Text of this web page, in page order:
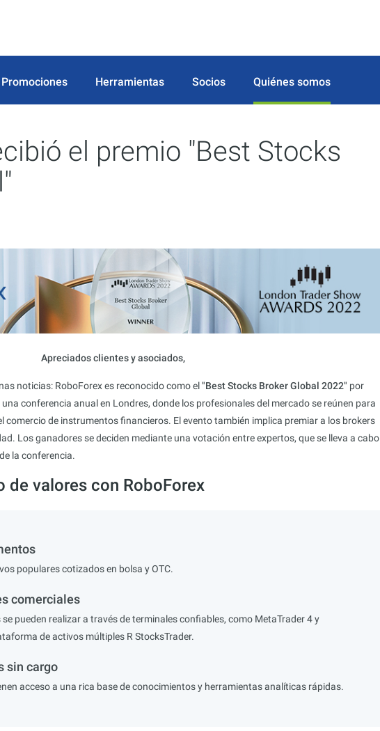
Promociones Herramientas Socios Quiénes somos
el premio "Best Stocks
Apreciados clientes y asociados,
noticias: RoboForex es reconocido como el"Best Stocks Broker Global 2022" por
una conferencia anual en Londres, donde los profesionales del mercado se reúnen para
comercio de instrumentos financieros. El evento también implica premiar a los brokers
Los ganadores se deciden mediante una votación entre expertos, que se lleva a cabo
la conferencia.
de valores con RoboForex
populares cotizados en bolsa y OTC.
comerciales
pueden realizar a través de terminales confiables, como MetaTrader 4 y
de activos múltiples R StocksTrader.
sin cargo
acceso a una rica base de conocimientos y herramientas analíticas rápidas.